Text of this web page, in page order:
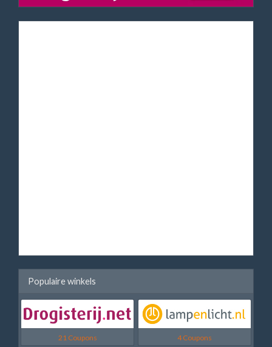
Populaire winkels
21 Coupons 4 Coupons